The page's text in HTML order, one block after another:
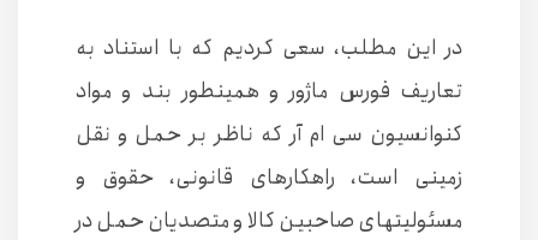
در این مطلب، سعی کردیم که با استناد به
تعاریف فورس ماژور و همینطور بند و مواد
کنوانسیون سی ام آر که ناظر بر حمل و نقل
زمینی است، راهکارهای قانونی، حقوق و
مسئولیتهای صاحبین کالا و متصدیان حمل در